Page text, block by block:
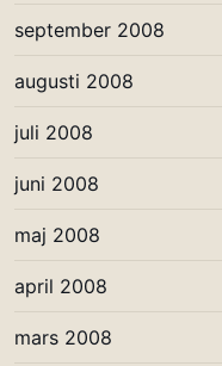
september 2008
augusti 2008
juli 2008
juni 2008
maj 2008
april 2008
mars 2008